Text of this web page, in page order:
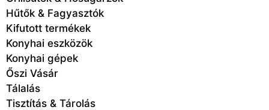
Hűtők & Fagyasztók
Kifutott termékek
Konyhai eszközök
Konyhai gépek
Őszi Vásár
Tálalás
Tisztítás & Tárolás